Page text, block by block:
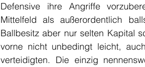
Defensive ihre Angriffe
Mittelfeld als außerordentlich
Ballbesitz aber nur selten Kapital
vorne nicht unbedingt leicht,
verteidigten. Die einzig